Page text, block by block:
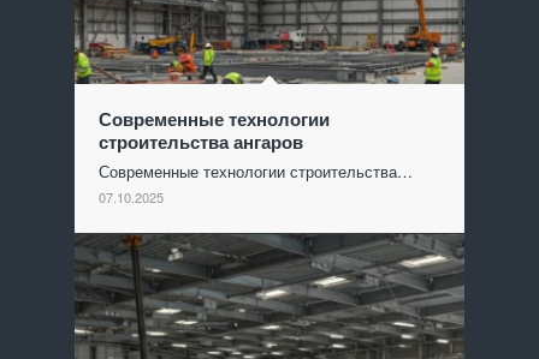
Современные технологии
строительства ангаров
Современные технологии строительства…
07.10.2025